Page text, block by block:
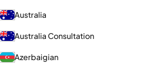
Australia
Australia Consultation
Azerbaigian